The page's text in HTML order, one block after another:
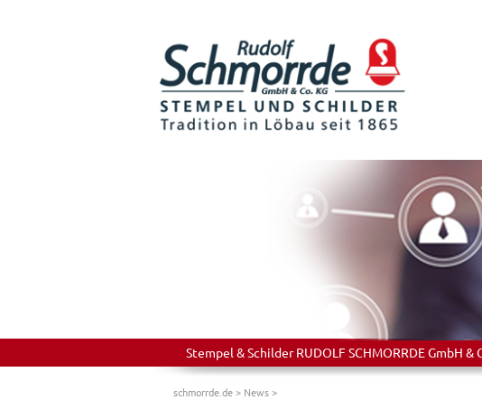
Stempel & Schilder RUDOLF SCHMORRDE GmbH
schmorrde.de> News>